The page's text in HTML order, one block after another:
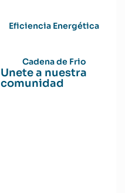
Eficiencia Energética
Cadena de Frio
Unete a nuestra
comunidad